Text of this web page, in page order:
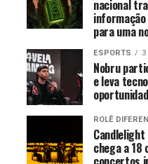
autista
gay
reacende
debate
das
discussões
nas
últimas
semanas
após
Xbox
força
crescente
indústria
Morty
estreia
HBO
Max
promete
nacional
para uma
ESPORTS
Nobru
e leva
ROLÊ
Candlelight
chega a 18